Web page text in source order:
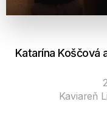
Katarína Koščová
Kaviareň